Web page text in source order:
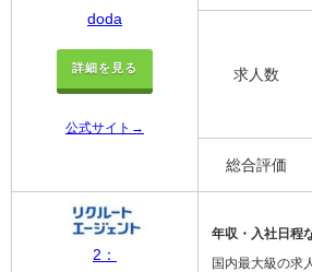
doda
詳細を見る
公式サイト→
求人数
総合評価
2：
年収・入社日程
国内最大級の求